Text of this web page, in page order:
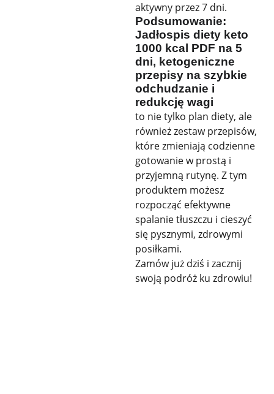
aktywny przez 7 dni.
Podsumowanie:
Jadłospis diety keto
1000 kcal PDF na 5
dni, ketogeniczne
przepisy na szybkie
odchudzanie i
redukcję wagi
to nie tylko plan diety, ale
również zestaw przepisów,
które zmieniają codzienne
gotowanie w prostą i
przyjemną rutynę. Z tym
produktem możesz
rozpocząć efektywne
spalanie tłuszczu i cieszyć
się pysznymi, zdrowymi
posiłkami.
Zamów już dziś i zacznij
swoją podróż ku zdrowiu!